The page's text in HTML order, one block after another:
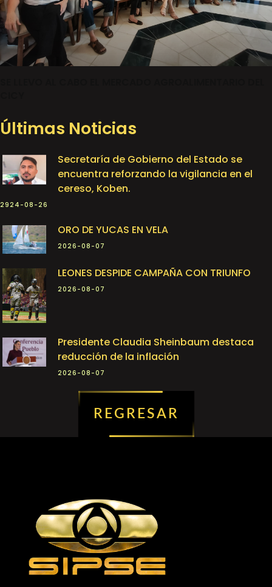
Últimas Noticias
Secretaría de Gobierno del Estado se
encuentra reforzando la vigilancia en el
cereso, Koben.
2924-08-26
ORO DE YUCAS EN VELA
2026-08-07
LEONES DESPIDE CAMPAÑA CON TRIUNFO
2026-08-07
Presidente Claudia Sheinbaum destaca
reducción de la inflación
2026-08-07
REGRESAR